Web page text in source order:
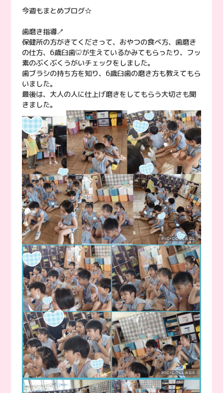
今週もまとめブログ☆
歯磨き指導🪥
保健所の方がきてくださって、おやつの食べ方、歯磨き
の仕方、6歳臼歯🦷が生えているかみてもらったり、フッ
素のぶくぶくうがいチェックをしました。
歯ブラシの持ち方を知り、6歳臼歯の磨き方も教えてもら
いました。
最後は、大人の人に仕上げ磨きをしてもらう大切さも聞
きました。